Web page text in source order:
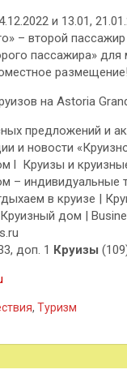
и 13.01,
– второй
пассажира»
размещение!
на Astoria
предложений и
и новости
l Круизы и
– индивидуальные
в круизе |
дом |
доп. 1 Круизы
, Туризм